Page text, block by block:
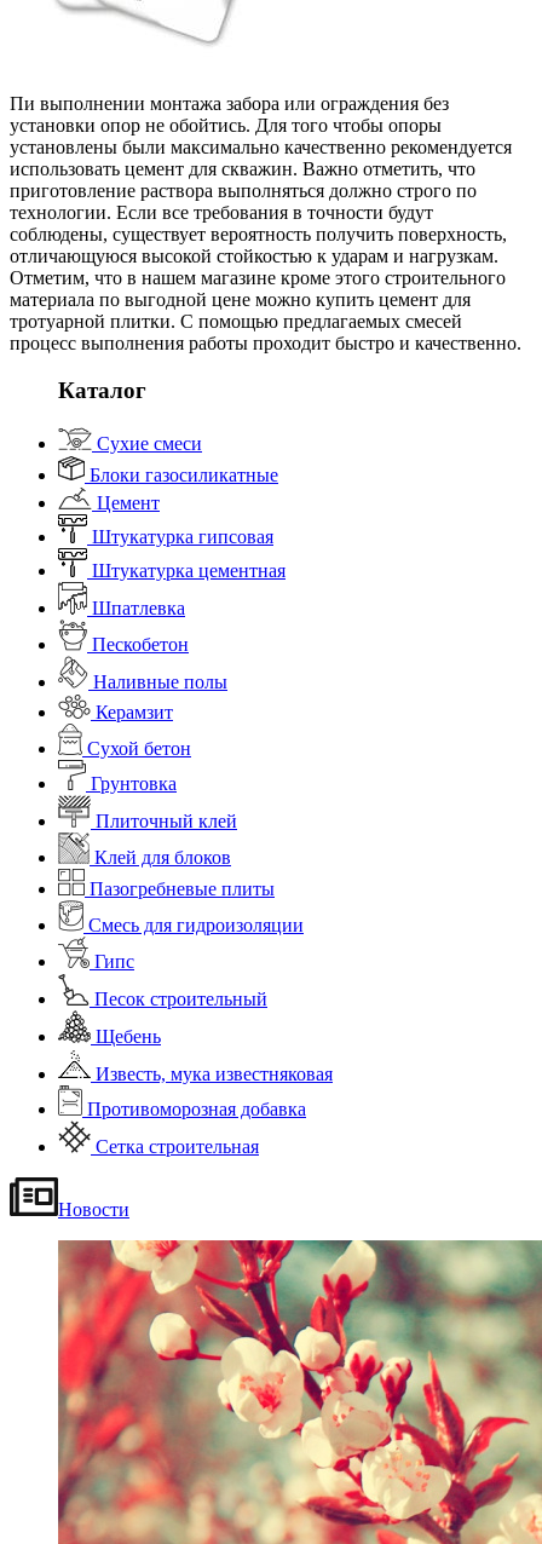
Пи выполнении монтажа забора или ограждения без
установки опор не обойтись. Для того чтобы опоры
установлены были максимально качественно рекомендуется
использовать цемент для скважин. Важно отметить, что
приготовление раствора выполняться должно строго по
технологии. Если все требования в точности будут
соблюдены, существует вероятность получить поверхность,
отличающуюся высокой стойкостью к ударам и нагрузкам.
Отметим, что в нашем магазине кроме этого строительного
материала по выгодной цене можно купить цемент для
тротуарной плитки. С помощью предлагаемых смесей
процесс выполнения работы проходит быстро и качественно.
Каталог
Сухие смеси
Блоки газосиликатные
Цемент
Штукатурка гипсовая
Штукатурка цементная
Шпатлевка
Пескобетон
Наливные полы
Керамзит
Сухой бетон
Грунтовка
Плиточный клей
Клей для блоков
Пазогребневые плиты
Смесь для гидроизоляции
Гипс
Песок строительный
Щебень
Известь, мука известняковая
Противоморозная добавка
Сетка строительная
Новости